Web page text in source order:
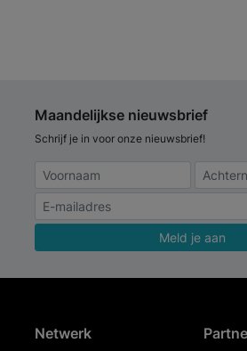
Maandelijkse nieuwsbrief
Schrijf je in voor onze nieuwsbrief!
Meld je aan
Netwerk